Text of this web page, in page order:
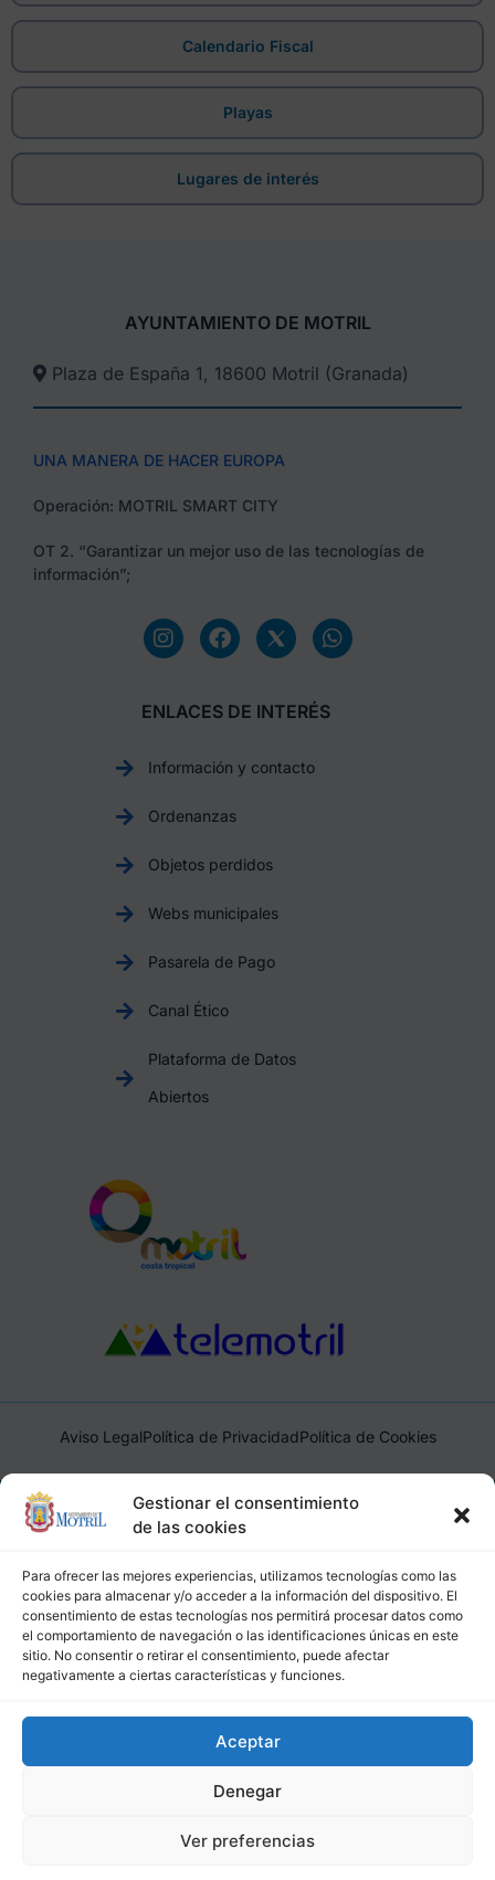
Gestionar el consentimiento
de las cookies
Para ofrecer las mejores experiencias, utilizamos tecnologías como las
cookies para almacenar y/o acceder a la información del dispositivo. El
consentimiento de estas tecnologías nos permitirá procesar datos como
el comportamiento de navegación o las identificaciones únicas en este
sitio. No consentir o retirar el consentimiento, puede afectar
negativamente a ciertas características y funciones.
Aceptar
Denegar
Ver preferencias
Calendario Fiscal
Playas
Lugares de interés
AYUNTAMIENTO DE MOTRIL
Plaza de España 1, 18600 Motril (Granada)​
UNA MANERA DE HACER EUROPA
Operación: MOTRIL SMART CITY
OT 2. “Garantizar un mejor uso de las tecnologías de
información”;
ENLACES DE INTERÉS
Información y contacto
Ordenanzas
Objetos perdidos
Webs municipales
Pasarela de Pago
Canal Ético
Plataforma de Datos
Abiertos
Aviso LegalPolítica de PrivacidadPolítica de Cookies
Ayuntamiento de Motril, Plaza de España, 1, 18600, Motril,
(Granada), CIF: P1814200J, DIR3: L01181400